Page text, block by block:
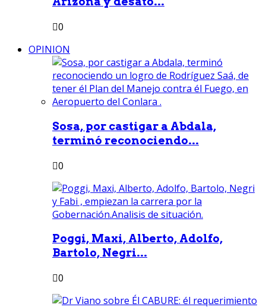
0
OPINION
Sosa, por castigar a Abdala,
terminó reconociendo...
0
Poggi, Maxi, Alberto, Adolfo,
Bartolo, Negri...
0